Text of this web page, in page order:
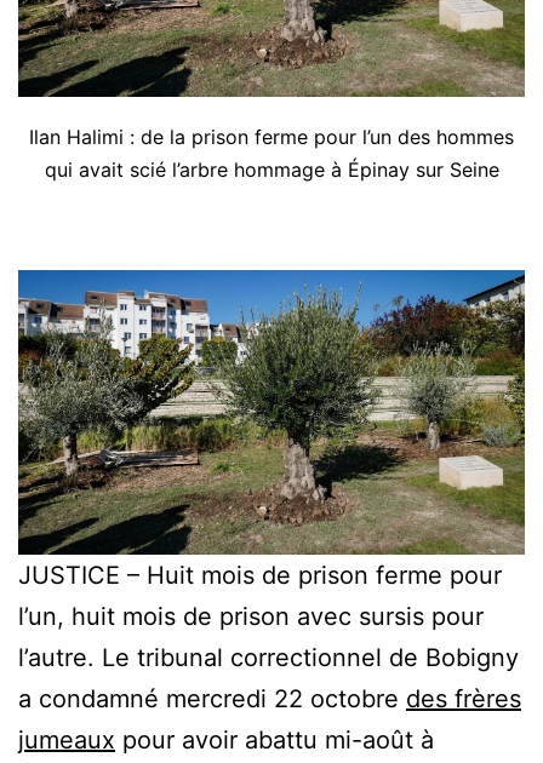
Ilan Halimi : de la prison ferme pour l’un des hommes
qui avait scié l’arbre hommage à Épinay sur Seine
JUSTICE – Huit mois de prison ferme pour
l’un, huit mois de prison avec sursis pour
l’autre. Le tribunal correctionnel de Bobigny
a condamné mercredi 22 octobre des frères
jumeaux pour avoir abattu mi-août à